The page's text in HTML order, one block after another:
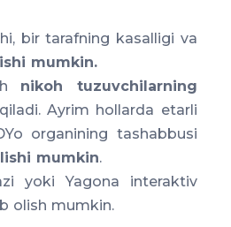
bir tarafning kasalligi va
mumkin.
nikoh tuzuvchilarning
Ayrim hollarda etarli
organining tashabbusi
mumkin.
yoki Yagona interaktiv
olish mumkin.